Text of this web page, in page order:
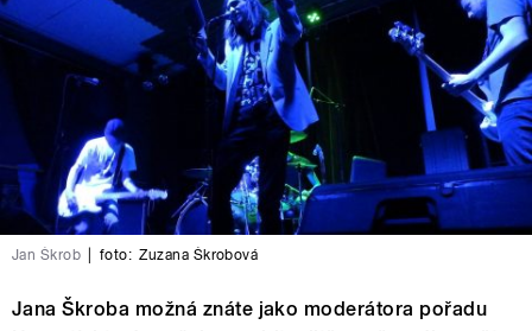
Jan Škrob foto: Zuzana Škrobová
Jana Škroba možná znáte jako moderátora pořadu